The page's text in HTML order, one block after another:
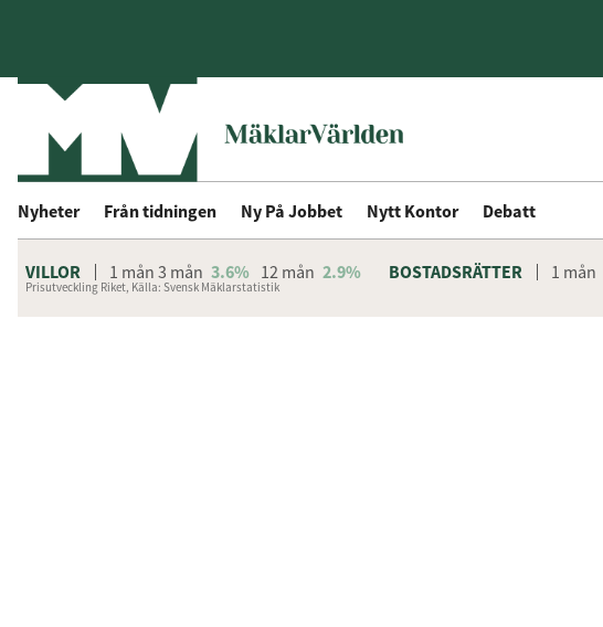
Nyheter Från tidningen Ny På Jobbet Nytt Kontor Debatt
VILLOR 1 mån 3 mån 3.6% 12 mån 2.9% BOSTADSRÄTTER 1 mån
Prisutveckling Riket, Källa: Svensk Mäklarstatistik